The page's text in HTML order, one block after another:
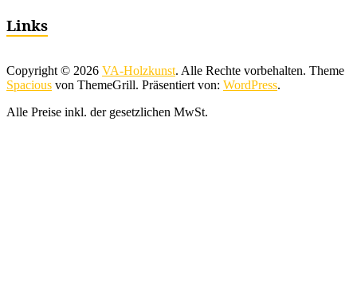
Links
Copyright © 2026 VA-Holzkunst. Alle Rechte vorbehalten. Theme
Spacious von ThemeGrill. Präsentiert von: WordPress.
Alle Preise inkl. der gesetzlichen MwSt.